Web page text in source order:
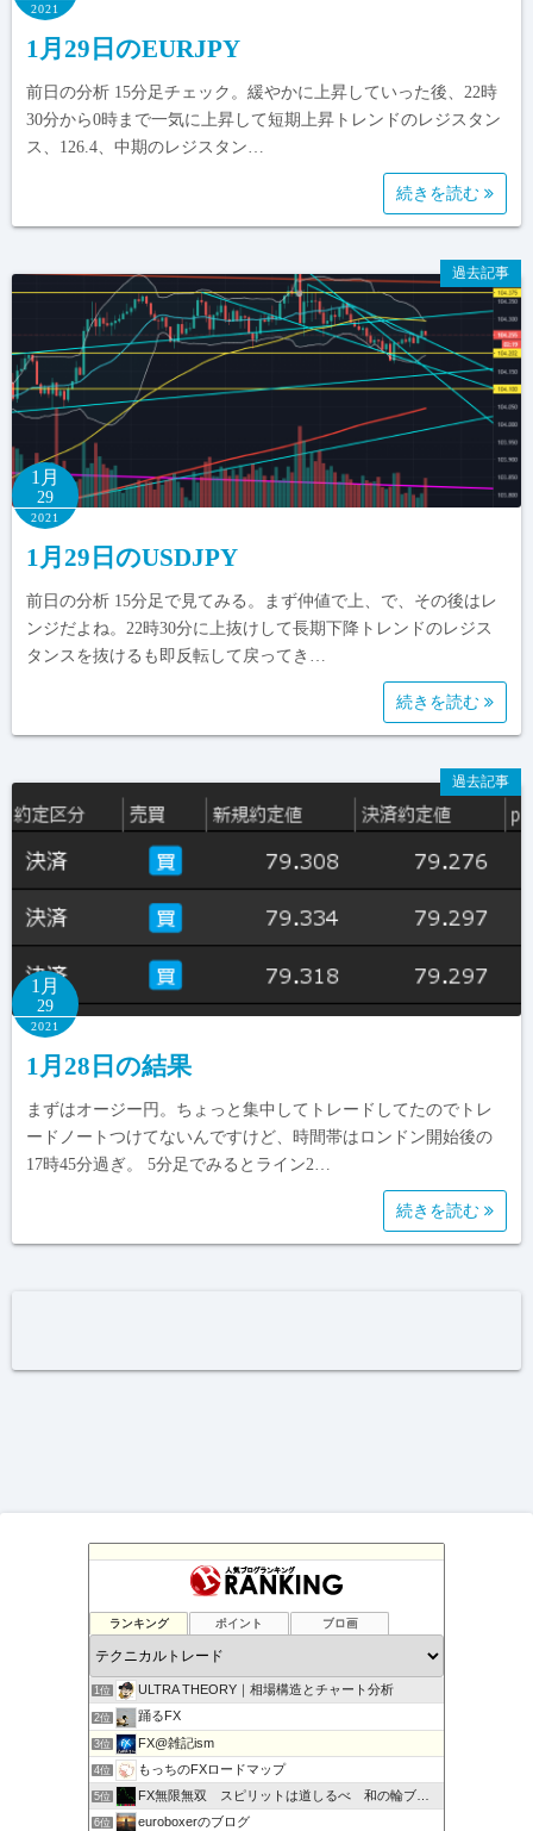
2021
1月29日のEURJPY
前日の分析 15分足チェック。緩やかに上昇していった後、22時
30分から0時まで一気に上昇して短期上昇トレンドのレジスタン
ス、126.4、中期のレジスタン…
続きを読む
過去記事
1月
29
2021
1月29日のUSDJPY
前日の分析 15分足で見てみる。まず仲値で上、で、その後はレ
ンジだよね。22時30分に上抜けして長期下降トレンドのレジス
タンスを抜けるも即反転して戻ってき…
続きを読む
過去記事
1月
29
2021
1月28日の結果
まずはオージー円。ちょっと集中してトレードしてたのでトレ
ードノートつけてないんですけど、時間帯はロンドン開始後の
17時45分過ぎ。 5分足でみるとライン2…
続きを読む
ランキング ポイント ブロ画
1位 ULTRA THEORY｜相場構造とチャート分析
2位 踊るFX
3位 FX@雑記ism
4位 もっちのFXロードマップ
5位 FX無限無双 スピリットは道しるべ 和の輪ブログ
6位 euroboxerのブログ